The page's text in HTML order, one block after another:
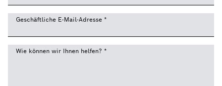
Geschäftliche E-Mail-Adresse *
Wie können wir Ihnen helfen? *